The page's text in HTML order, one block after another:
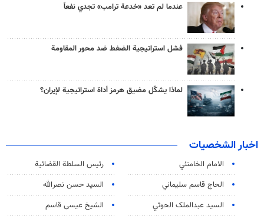
عندما لم تعد «خدعة ترامب» تجدي نفعاً
فشل استراتيجية الضغط ضد محور المقاومة
لماذا يشكّل مضيق هرمز أداة استراتيجية لإيران؟
اخبار الشخصيات
الامام الخامنئي
رئیس السلطة القضائیة
الحاج قاسم سليماني
السيد حسن نصرالله
السید عبدالملک الحوثي
الشيخ عيسى قاسم